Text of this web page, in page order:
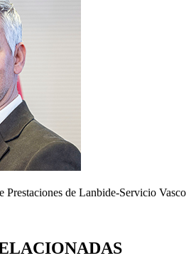
Prestaciones de Lanbide-Servicio Vasco